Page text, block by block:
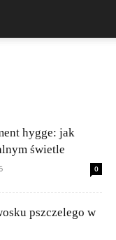
Świecehygge: jak
świetle
0
pszczelego w